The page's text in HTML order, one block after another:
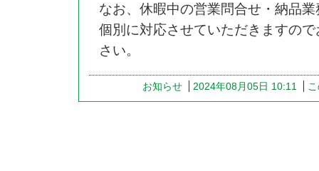
なお、休暇中の営業問合せ・納品
個別に対応させていただきますの
さい。
お知らせ 2024年08月05日 10:11